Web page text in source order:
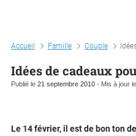
Accueil Famille Couple
Idées de cadeaux
Publié le 21 septembre 2010 - Mis à jour le
Le 14 février, il est de bon ton